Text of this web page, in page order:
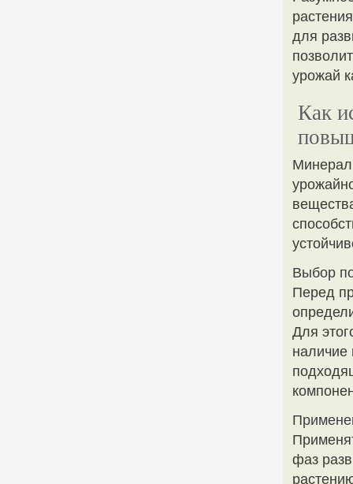
для
урожай
Как
Выбор
Перед
Для
наличие
фаз